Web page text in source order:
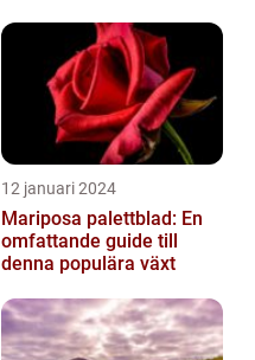
trädg...
12 januari 2024
Mariposa palettblad: En
omfattande guide till
denna populära växt